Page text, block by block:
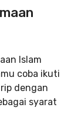
Islam
coba ikuti
dengan
syarat